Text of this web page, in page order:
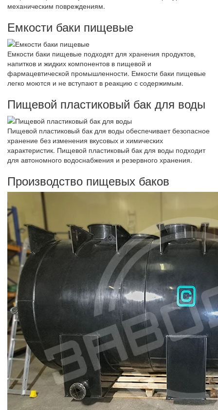
механическим повреждениям.
Емкости баки пищевые
Емкости баки пищевые подходят для хранения продуктов,
напитков и жидких компонентов в пищевой и
фармацевтической промышленности. Емкости баки пищевые
легко моются и не вступают в реакцию с содержимым.
Пищевой пластиковый бак для воды
Пищевой пластиковый бак для воды обеспечивает безопасное
хранение без изменения вкусовых и химических
характеристик. Пищевой пластиковый бак для воды подходит
для автономного водоснабжения и резервного хранения.
Производство пищевых баков